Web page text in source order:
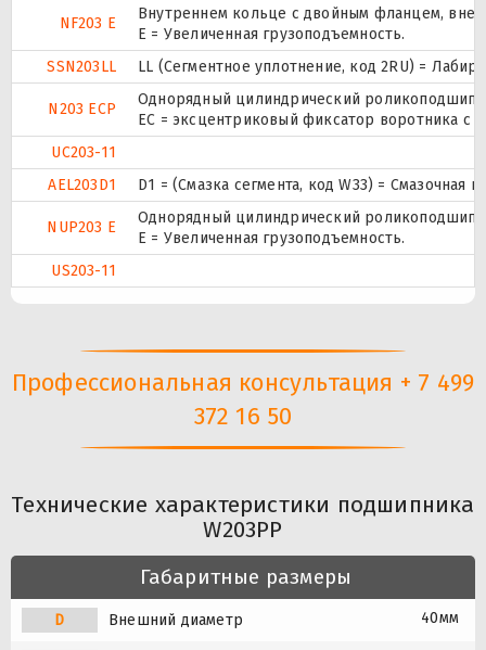
NF203 E
Внутреннем кольце с двойным фланцем,
Е = Увеличенная грузоподъемность.
SSN203LL
LL (Сегментное уплотнение, код 2RU) =
N203 ECP
Однорядный цилиндрический
ЕС = эксцентриковый фиксатор воротника с
UC203-11
AEL203D1
D1 = (Смазка сегмента, код W33) =
NUP203 E
Однорядный цилиндрический
Е = Увеличенная грузоподъемность.
US203-11
Профессиональная консультация + 7 499
372 16 50
Технические характеристики подшипника
W203PP
Габаритные размеры
D Внешний диаметр 40мм